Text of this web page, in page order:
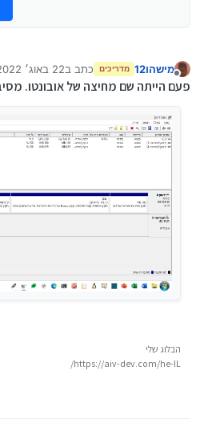
מנותק
מישהו12 מדריכים כתב ב22 באוג׳ 2022, 20:53
נערך לאחרונה על
פעם הייתה שם מחיצה של אובונטו.
הבלוג שלי
https://aiv-dev.com/he-IL/